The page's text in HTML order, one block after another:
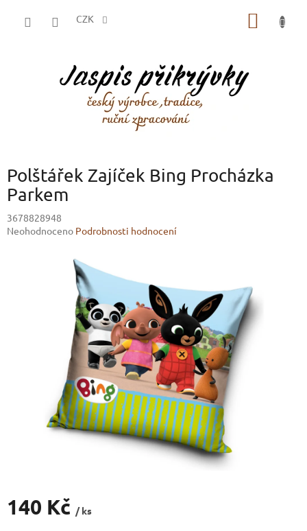
CZK
Polštářek Zajíček Bing Procházka
Parkem
3678828948
Průměrné
Neohodnoceno Podrobnosti hodnocení
140 Kč / ks